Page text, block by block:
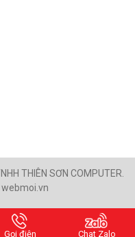
Gọi điện Chat Zalo
THIÊN SƠN COMPUTER.